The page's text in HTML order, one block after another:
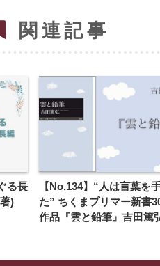
関連記事
る長
)
【No.134】“人は言葉を
た” ちくまプリマー新書
作品『雲と鉛筆』吉田篤